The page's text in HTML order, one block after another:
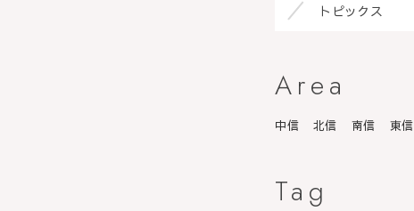
トピックス
Area
中信 北信 南信 東信
Tag